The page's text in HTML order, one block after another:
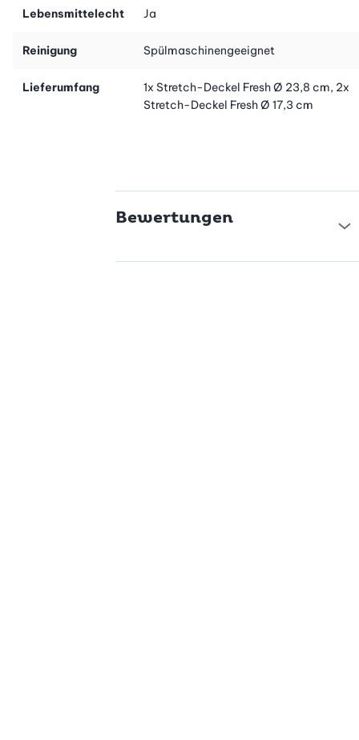
Lebensmittelecht Ja
Reinigung Spülmaschinengeeignet
Lieferumfang
1x Stretch-Deckel Fresh Ø 23,8 cm, 2x
Stretch-Deckel Fresh Ø 17,3 cm
Bewertungen